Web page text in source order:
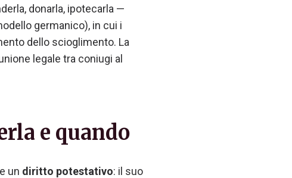
donarla, ipotecarla —
germanico), in cui i
dello scioglimento. La
legale tra coniugi al
e quando
un diritto potestativo: il suo